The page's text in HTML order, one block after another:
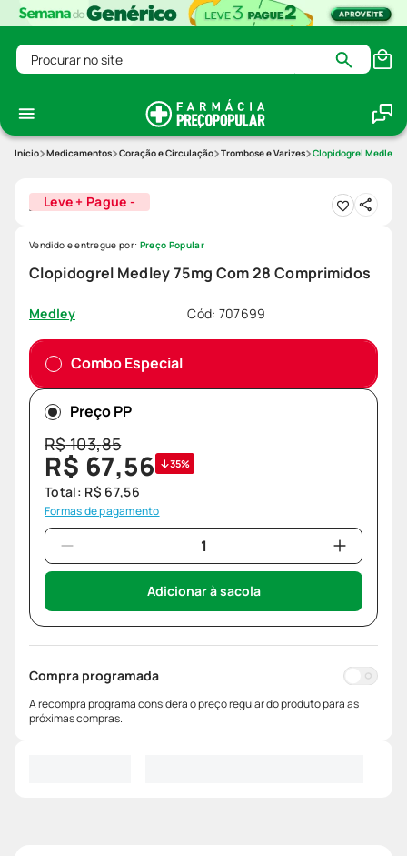
Procurar no site
Medicamentos Coração e Circulação Trombose e Varizes Clopidogrel Medley
Leve + Pague -
Clopidogrel Medley 75mg Com 28 Comprimidos
Medley Cód: 707699
Vendido e entregue por: Preço Popular
Combo Especial
Preço PP
R$103,85
R$ 67,56 35%
Total: R$ 67,56
Formas de pagamento
Adicionar à sacola
Compra programada
A recompra programa considera o preço regular do produto para as
próximas compras.